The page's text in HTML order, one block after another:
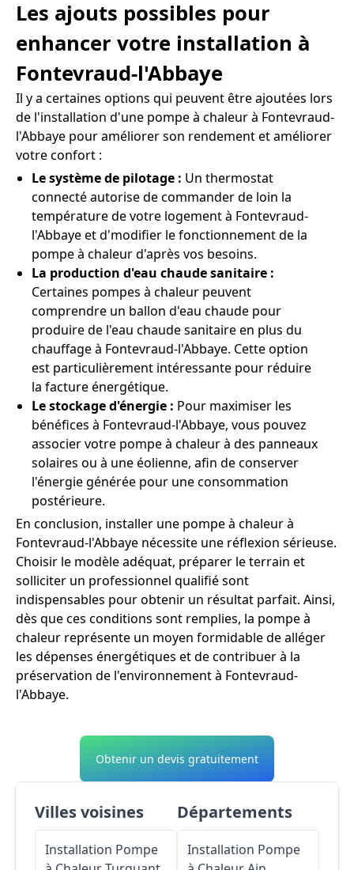
Les ajouts possibles pour
enhancer votre installation à
Fontevraud-l'Abbaye
Il y a certaines options qui peuvent être ajoutées lors
de l'installation d'une pompe à chaleur à Fontevraud-
l'Abbaye pour améliorer son rendement et améliorer
votre confort :
Le système de pilotage : Un thermostat
connecté autorise de commander de loin la
température de votre logement à Fontevraud-
l'Abbaye et d'modifier le fonctionnement de la
pompe à chaleur d'après vos besoins.
La production d'eau chaude sanitaire :
Certaines pompes à chaleur peuvent
comprendre un ballon d'eau chaude pour
produire de l'eau chaude sanitaire en plus du
chauffage à Fontevraud-l'Abbaye. Cette option
est particulièrement intéressante pour réduire
la facture énergétique.
Le stockage d'énergie : Pour maximiser les
bénéfices à Fontevraud-l'Abbaye, vous pouvez
associer votre pompe à chaleur à des panneaux
solaires ou à une éolienne, afin de conserver
l'énergie générée pour une consommation
postérieure.
En conclusion, installer une pompe à chaleur à
Fontevraud-l'Abbaye nécessite une réflexion sérieuse.
Choisir le modèle adéquat, préparer le terrain et
solliciter un professionnel qualifié sont
indispensables pour obtenir un résultat parfait. Ainsi,
dès que ces conditions sont remplies, la pompe à
chaleur représente un moyen formidable de alléger
les dépenses énergétiques et de contribuer à la
préservation de l'environnement à Fontevraud-
l'Abbaye.
Obtenir un devis gratuitement
Villes voisines
Installation Pompe
Départements
Installation Pompe